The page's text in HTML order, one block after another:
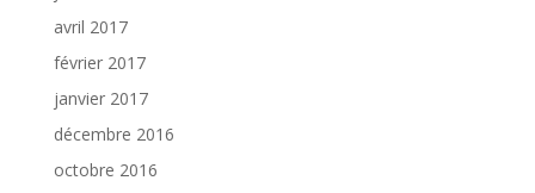
avril 2017
février 2017
janvier 2017
décembre 2016
octobre 2016